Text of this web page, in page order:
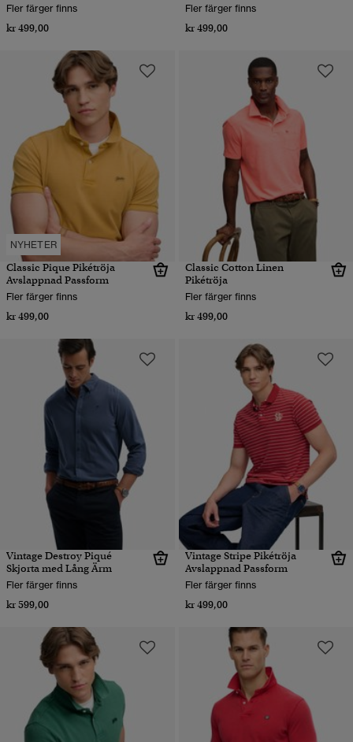
Fler färger finns
kr 499,00
Fler färger finns
kr 499,00
NYHETER
Classic Pique Pikétröja
Avslappnad Passform
Fler färger finns
kr 499,00
Classic Cotton Linen
Pikétröja
Fler färger finns
kr 499,00
Vintage Destroy Piqué
Skjorta med Lång Ärm
Fler färger finns
kr 599,00
Vintage Stripe Pikétröja
Avslappnad Passform
Fler färger finns
kr 499,00